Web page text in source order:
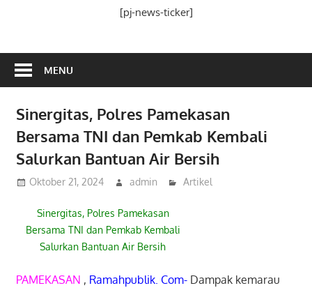
[pj-news-ticker]
MENU
Sinergitas, Polres Pamekasan
Bersama TNI dan Pemkab Kembali
Salurkan Bantuan Air Bersih
Oktober 21, 2024 admin Artikel
Sinergitas, Polres Pamekasan
Bersama TNI dan Pemkab Kembali
Salurkan Bantuan Air Bersih
PAMEKASAN , Ramahpublik. Com-Dampak kemarau